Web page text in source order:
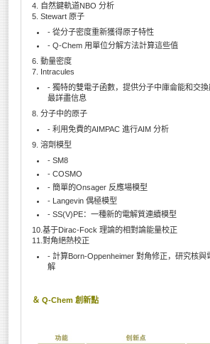
4. 自然鍵軌道NBO 分析
5. Stewart 原子
- 從分子密度重新獲得原子特性
- Q-Chem 用單位分解方法計算這些值
6. 動量密度
7. Intracules
- 獨特的雙電子函數，提供分子中庫侖能和交
最詳盡信息
8. 分子中的原子
- 利用免費的AIMPAC 進行AIM 分析
9. 溶劑模型
- SM8
- COSMO
- 簡單的Onsager 反應場模型
- Langevin 偶極模型
- SS(V)PE：一種新的電解質連續模型
10.基于Dirac-Fock 理論的相對論能量校正
11.對角絕熱校正
- 計算Born-Oppenheimer 對角修正，研究核與
解
＆ Q-Chem 創新點